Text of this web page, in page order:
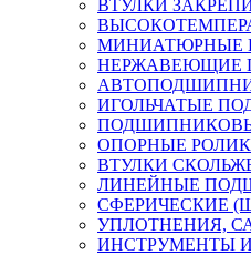
ВТУЛКИ
МИНИАТЮРНЫЕ
НЕРЖАВЕЮЩИЕ
ИГОЛЬЧАТЫЕ
ОПОРНЫЕ
ВТУЛКИ
ЛИНЕЙНЫЕ
СФЕРИЧЕСКИЕ
УПЛОТНЕНИЯ,
ИНСТРУМЕНТЫ